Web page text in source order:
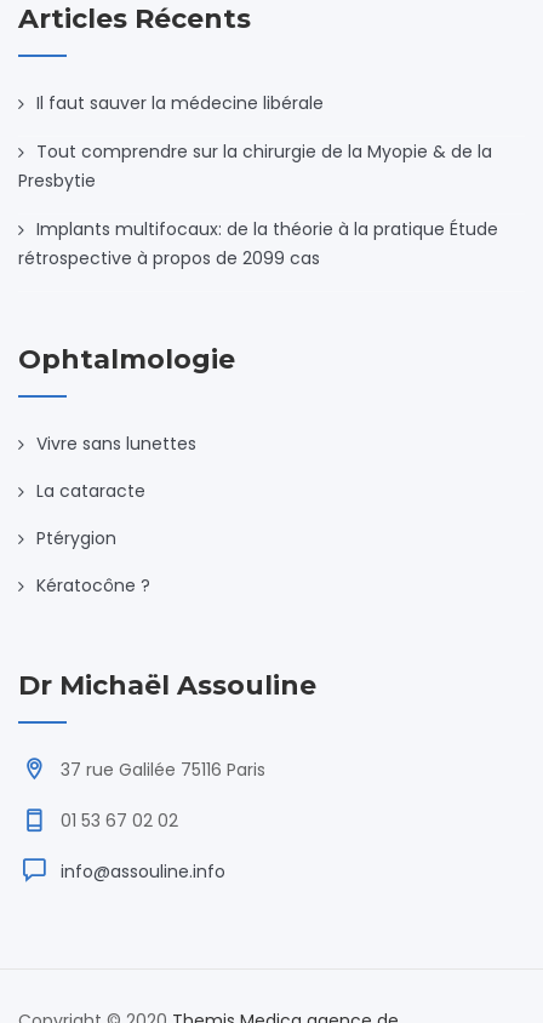
Articles Récents
Il faut sauver la médecine libérale
Tout comprendre sur la chirurgie de la Myopie & de la
Presbytie
Implants multifocaux: de la théorie à la pratique Étude
rétrospective à propos de 2099 cas
Ophtalmologie
Vivre sans lunettes
La cataracte
Ptérygion
Kératocône ?
Dr Michaël Assouline
37 rue Galilée 75116 Paris
01 53 67 02 02
info@assouline.info